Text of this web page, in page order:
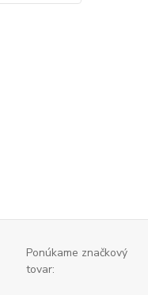
Ponúkame značkový
tovar: